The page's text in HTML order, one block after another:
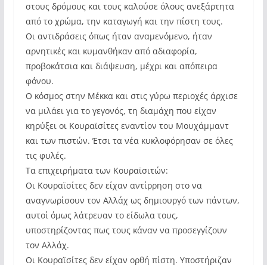
στους δρόμους και τους καλούσε όλους ανεξάρτητα
από το χρώμα, την καταγωγή και την πίστη τους.
Οι αντιδράσεις όπως ήταν αναμενόμενο, ήταν
αρνητικές και κυμανθήκαν από αδιαφορία,
προβοκάτσια και διάψευση, μέχρι και απόπειρα
φόνου.
Ο κόσμος στην Μέκκα και στις γύρω περιοχές άρχισε
να μιλάει για το γεγονός, τη διαμάχη που είχαν
κηρύξει οι Κουραϊσίτες εναντίον του Μουχάμμαντ
και των πιστών. Έτσι τα νέα κυκλοφόρησαν σε όλες
τις φυλές.
Τα επιχειρήματα των Κουραϊσιτών:
Οι Κουραϊσίτες δεν είχαν αντίρρηση στο να
αναγνωρίσουν τον Αλλάχ ως δημιουργό των πάντων,
αυτοί όμως λάτρευαν το είδωλα τους,
υποστηρίζοντας πως τους κάναν να προσεγγίζουν
τον Αλλάχ.
Οι Κουραϊσίτες δεν είχαν ορθή πίστη. Υποστήριζαν